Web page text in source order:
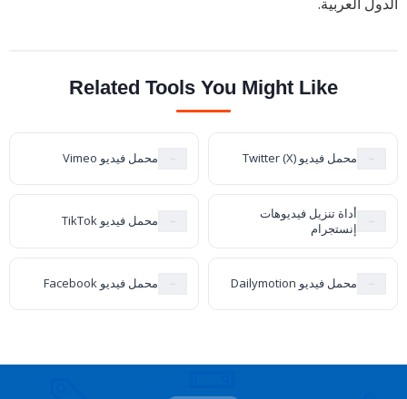
Related Tools You Might Like
محمل فيديو Twitter (X) محمل فيديو Vimeo
أداة تنزيل فيديوهات
إنستجرام
محمل فيديو TikTok
محمل فيديو Dailymotion محمل فيديو Facebook